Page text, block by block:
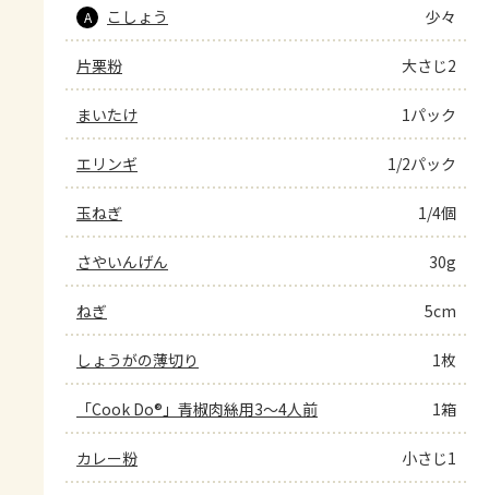
A こしょう 少々
片栗粉 大さじ2
まいたけ 1パック
エリンギ 1/2パック
玉ねぎ 1/4個
さやいんげん 30g
ねぎ 5cm
しょうがの薄切り 1枚
「Cook Do®」青椒肉絲用3～4人前 1箱
カレー粉 小さじ1